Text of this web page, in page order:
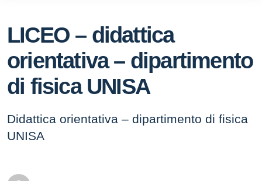
LICEO – didattica
orientativa – dipartimento
di fisica UNISA
Didattica orientativa – dipartimento di fisica
UNISA